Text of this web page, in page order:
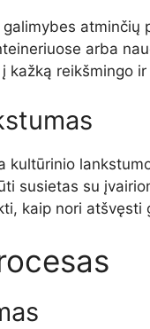
arba
kažką reikšmingo
kultūrinio
susietas su
kaip nori atšvęsti